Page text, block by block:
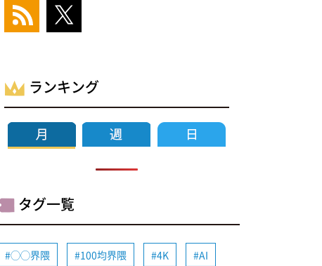
ランキング
タグ一覧
◯◯界隈 100均界隈 4K AI